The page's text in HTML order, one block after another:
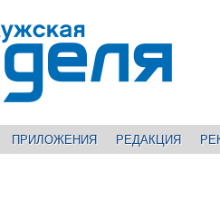
ПРИЛОЖЕНИЯ РЕДАКЦИЯ